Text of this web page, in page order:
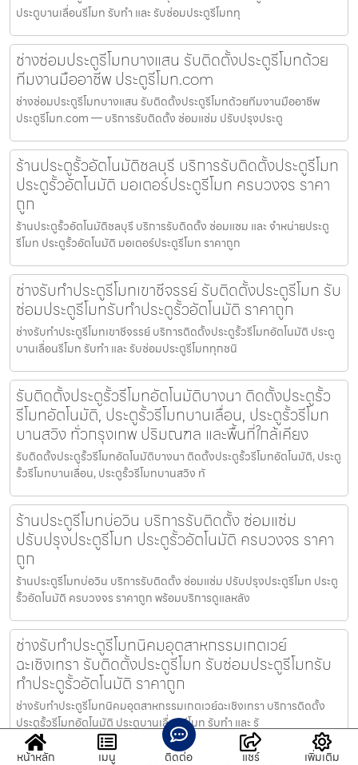
ประตูบานเลื่อนรีโมท รับทำ และ รับซ่อมประตูรีโมททุ
ช่างซ่อมประตูรีโมทบางแสน รับติดตั้งประตูรีโมทด้วย
ทีมงานมืออาชีพ ประตูรีโมท.com
ช่างซ่อมประตูรีโมทบางแสน รับติดตั้งประตูรีโมทด้วยทีมงานมืออาชีพ
ประตูรีโมท.com — บริการรับติดตั้ง ซ่อมแซ่ม ปรับปรุงประตู
ร้านประตูรั้วอัตโนมัติชลบุรี บริการรับติดตั้งประตูรีโมท
ประตูรั้วอัตโนมัติ มอเตอร์ประตูรีโมท ครบวงจร ราคา
ถูก
ร้านประตูรั้วอัตโนมัติชลบุรี บริการรับติดตั้ง ซ่อมแซม และ จำหน่ายประตู
รีโมท ประตูรั้วอัตโนมัติ มอเตอร์ประตูรีโมท ราคาถูก
ช่างรับทำประตูรีโมทเขาชีจรรย์ รับติดตั้งประตูรีโมท รับ
ซ่อมประตูรีโมทรับทำประตูรั้วอัตโนมัติ ราคาถูก
ช่างรับทำประตูรีโมทเขาชีจรรย์ บริการติดตั้งประตูรั้วรีโมทอัตโนมัติ ประตู
บานเลื่อนรีโมท รับทำ และ รับซ่อมประตูรีโมททุกชนิ
รับติดตั้งประตูรั้วรีโมทอัตโนมัติบางนา ติดตั้งประตูรั้ว
รีโมทอัตโนมัติ, ประตูรั้วรีโมทบานเลื่อน, ประตูรั้วรีโมท
บานสวิง ทั่วกรุงเทพ ปริมณฑล และพื้นที่ใกล้เคียง
รับติดตั้งประตูรั้วรีโมทอัตโนมัติบางนา ติดตั้งประตูรั้วรีโมทอัตโนมัติ, ประตู
รั้วรีโมทบานเลื่อน, ประตูรั้วรีโมทบานสวิง ทั
ร้านประตูรีโมทบ่อวิน บริการรับติดตั้ง ซ่อมแซ่ม
ปรับปรุงประตูรีโมท ประตูรั้วอัตโนมัติ ครบวงจร ราคา
ถูก
ร้านประตูรีโมทบ่อวิน บริการรับติดตั้ง ซ่อมแซ่ม ปรับปรุงประตูรีโมท ประตู
รั้วอัตโนมัติ ครบวงจร ราคาถูก พร้อมบริการดูแลหลัง
ช่างรับทำประตูรีโมทนิคมอุตสาหกรรมเกตเวย์
ฉะเชิงเทรา รับติดตั้งประตูรีโมท รับซ่อมประตูรีโมทรับ
ทำประตูรั้วอัตโนมัติ ราคาถูก
ช่างรับทำประตูรีโมทนิคมอุตสาหกรรมเกตเวย์ฉะเชิงเทรา บริการติดตั้ง
ประตูรั้วรีโมทอัตโนมัติ ประตูบานเลื่อนรีโมท รับทำ และ รั
หน้าหลัก เมนู ติดต่อ แชร์ เพิ่มเติม